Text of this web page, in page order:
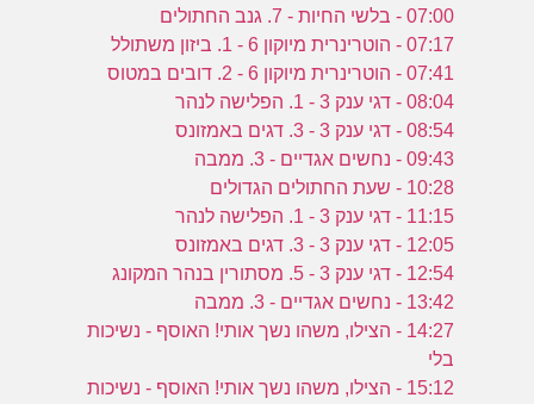
07:00 - בלשי החיות - 7. גנב החתולים
07:17 - הוטרינרית מיוקון 6 - 1. ביזון משתולל
07:41 - הוטרינרית מיוקון 6 - 2. דובים במטוס
08:04 - דגי ענק 3 - 1. הפלישה לנהר
08:54 - דגי ענק 3 - 3. דגים באמזונס
09:43 - נחשים אגדיים - 3. ממבה
10:28 - שעת החתולים הגדולים
11:15 - דגי ענק 3 - 1. הפלישה לנהר
12:05 - דגי ענק 3 - 3. דגים באמזונס
12:54 - דגי ענק 3 - 5. מסתורין בנהר המקונג
13:42 - נחשים אגדיים - 3. ממבה
14:27 - הצילו, משהו נשך אותי! האוסף - נשיכות
בלי
15:12 - הצילו, משהו נשך אותי! האוסף - נשיכות